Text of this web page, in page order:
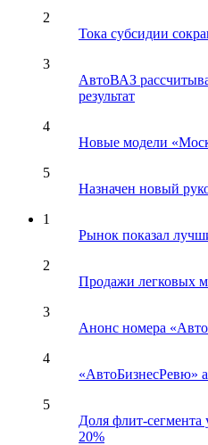
2
Тока субсидии
3
АвтоВАЗ
результат
4
Новые модели
5
Назначен новый
1
Рынок показал
2
Продажи легковых
3
Анонс номера
4
«АвтоБизнесРевю»
5
Доля флит-сегмента
20%